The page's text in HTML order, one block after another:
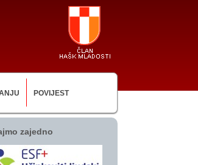
POVIJEST
zajedno